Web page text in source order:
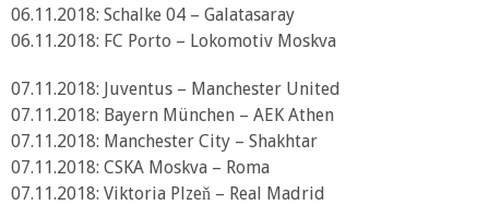
06.11.2018: Schalke 04 – Galatasaray
06.11.2018: FC Porto – Lokomotiv Moskva
07.11.2018: Juventus – Manchester United
07.11.2018: Bayern München – AEK Athen
07.11.2018: Manchester City – Shakhtar
07.11.2018: CSKA Moskva – Roma
07.11.2018: Viktoria Plzeň – Real Madrid